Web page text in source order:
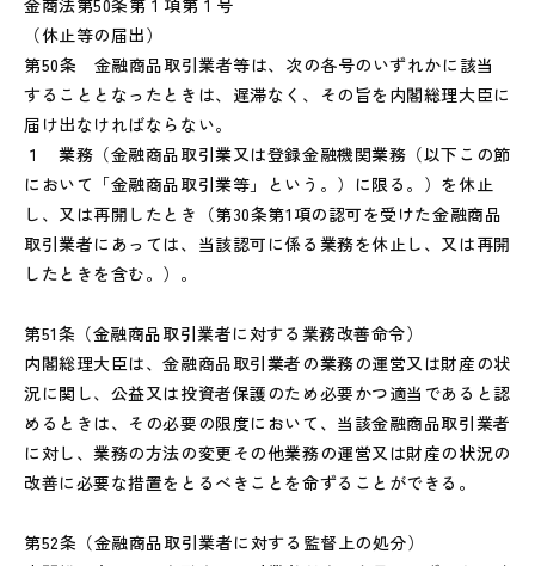
金商法第50条第１項第１号
（休止等の届出）
第50条 金融商品取引業者等は、次の各号のいずれかに該当
することとなったときは、遅滞なく、その旨を内閣総理大臣に
届け出なければならない。
１ 業務（金融商品取引業又は登録金融機関業務（以下この節
において「金融商品取引業等」という。）に限る。）を休止
し、又は再開したとき（第30条第1項の認可を受けた金融商品
取引業者にあっては、当該認可に係る業務を休止し、又は再開
したときを含む。）。
第51条（金融商品取引業者に対する業務改善命令）
内閣総理大臣は、金融商品取引業者の業務の運営又は財産の状
況に関し、公益又は投資者保護のため必要かつ適当であると認
めるときは、その必要の限度において、当該金融商品取引業者
に対し、業務の方法の変更その他業務の運営又は財産の状況の
改善に必要な措置をとるべきことを命ずることができる。
第52条（金融商品取引業者に対する監督上の処分）